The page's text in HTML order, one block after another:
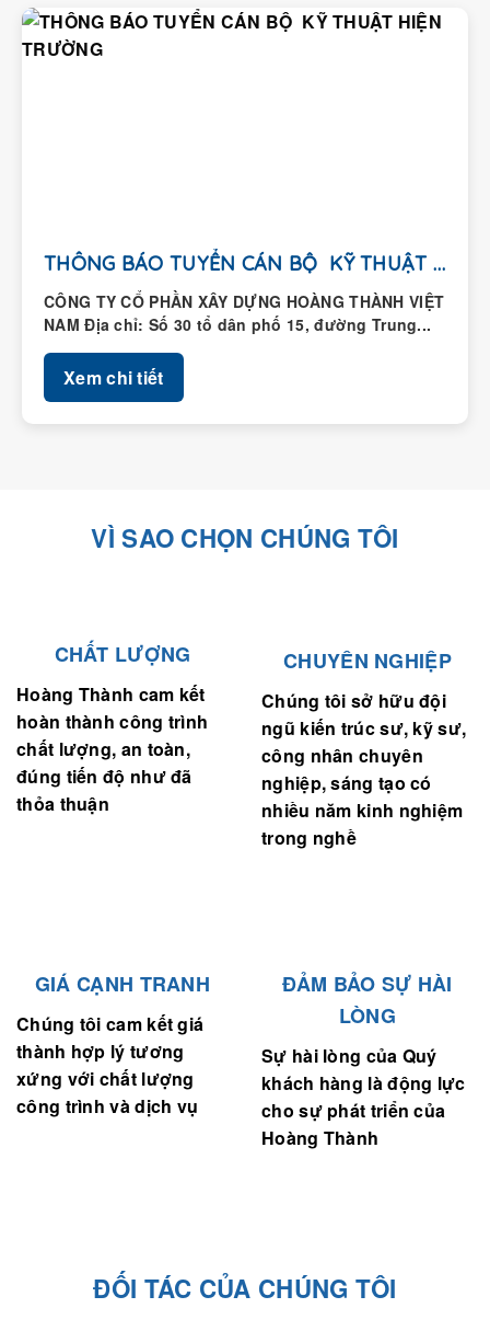
THÔNG BÁO TUYỂN CÁN BỘ KỸ THUẬT HIỆN...
CÔNG TY CỔ PHẦN XÂY DỰNG HOÀNG THÀNH VIỆT
NAM Địa chỉ: Số 30 tổ dân phố 15, đường Trung...
Xem chi tiết
VÌ SAO CHỌN CHÚNG TÔI
CHẤT LƯỢNG
Hoàng Thành cam kết
hoàn thành công trình
chất lượng, an toàn,
đúng tiến độ như đã
thỏa thuận
CHUYÊN NGHIỆP
Chúng tôi sở hữu đội
ngũ kiến trúc sư, kỹ sư,
công nhân chuyên
nghiệp, sáng tạo có
nhiều năm kinh nghiệm
trong nghề
GIÁ CẠNH TRANH
Chúng tôi cam kết giá
thành hợp lý tương
xứng với chất lượng
công trình và dịch vụ
ĐẢM BẢO SỰ HÀI
LÒNG
Sự hài lòng của Quý
khách hàng là động lực
cho sự phát triển của
Hoàng Thành
ĐỐI TÁC CỦA CHÚNG TÔI